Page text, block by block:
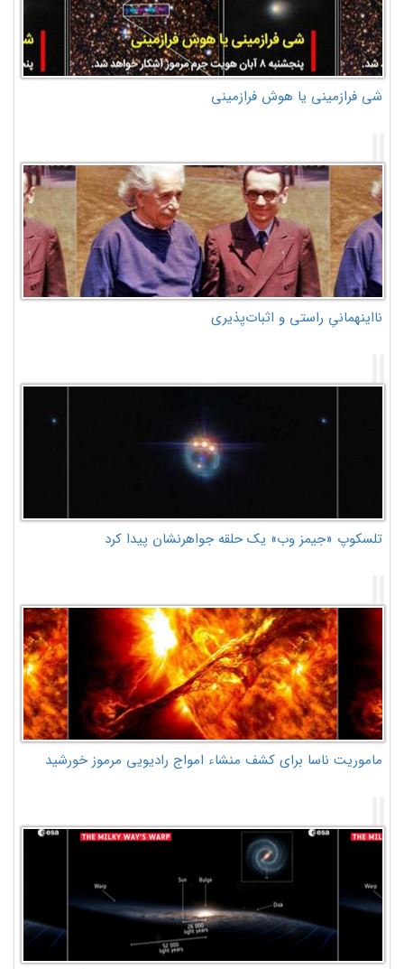
شی فرازمینی یا هوش فرازمینی
نااینهمانیِ راستی و اثبات‌پذیری
تلسکوپ «جیمز وب» یک حلقه جواهرنشان پیدا کرد
ماموریت ناسا برای کشف منشاء امواج رادیویی مرموز خورشید